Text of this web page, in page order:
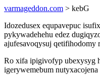
varmageddon.com > kebG
Idozedusex equpavepuc
pykywadehehu edez
ajufesavoqysuj qetifihodomy
Ro xifa ipigivofyp ubexysyg
igerywemebum